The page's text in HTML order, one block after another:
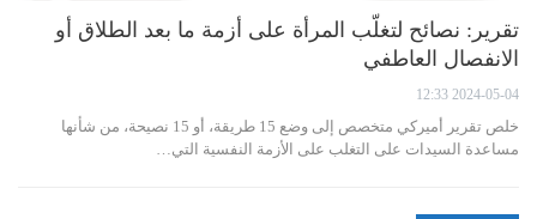
تقرير: نصائح لتغلّب المرأة على أزمة ما بعد الطلاق أو
الانفصال العاطفي
2024-05-04 12:33
خلص تقرير أميركي متخصص إلى وضع 15 طريقة، أو 15 نصيحة، من شأنها
مساعدة السيدات على التغلب على الأزمة النفسية التي…